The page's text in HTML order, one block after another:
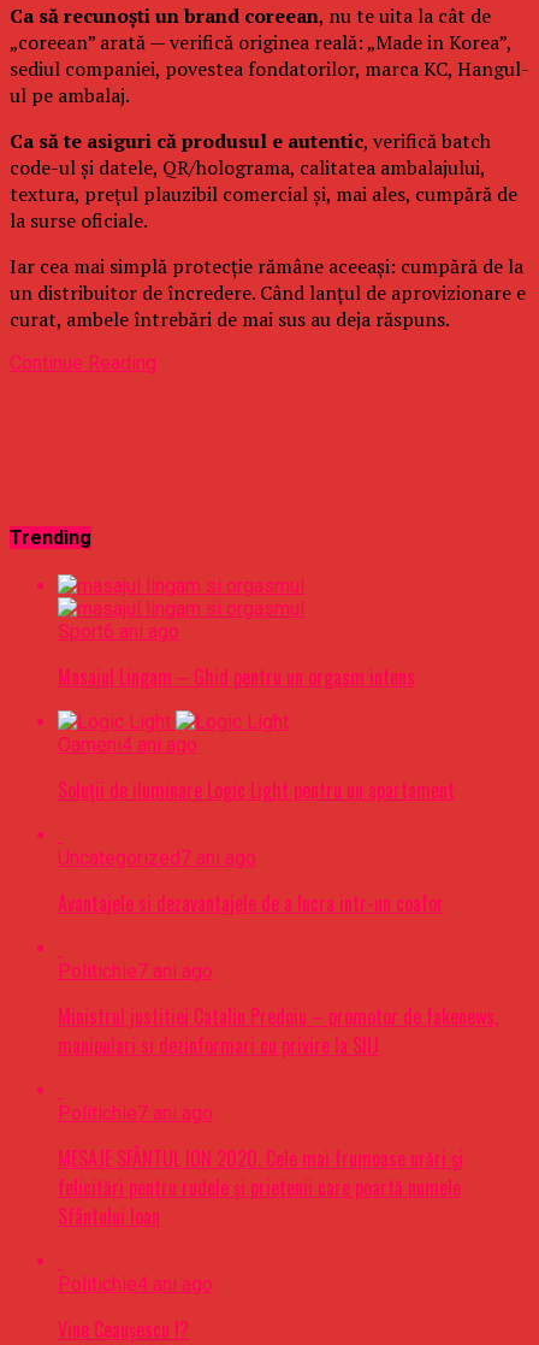
Ca să recunoști un brand coreean, nu te uita la cât de
„coreean” arată — verifică originea reală: „Made in Korea”,
sediul companiei, povestea fondatorilor, marca KC, Hangul-
ul pe ambalaj.
Ca să te asiguri că produsul e autentic, verifică batch
code-ul și datele, QR/holograma, calitatea ambalajului,
textura, prețul plauzibil comercial și, mai ales, cumpără de
la surse oficiale.
Iar cea mai simplă protecție rămâne aceeași: cumpără de la
un distribuitor de încredere. Când lanțul de aprovizionare e
curat, ambele întrebări de mai sus au deja răspuns.
Continue Reading
Trending
Sport6 ani ago
Masajul Lingam – Ghid pentru un orgasm intens
Oameni4 ani ago
Soluții de iluminare Logic Light pentru un apartament
Uncategorized7 ani ago
Avantajele si dezavantajele de a lucra intr-un coafor
Politichie7 ani ago
Ministrul justitiei Catalin Predoiu – promotor de fakenews,
manipulari si dezinformari cu privire la SIIJ
Politichie7 ani ago
MESAJE SFÂNTUL ION 2020. Cele mai frumoase urări şi
felicitări pentru rudele şi prietenii care poartă numele
Sfântului Ioan
Politichie4 ani ago
Vine Ceaușescu !?